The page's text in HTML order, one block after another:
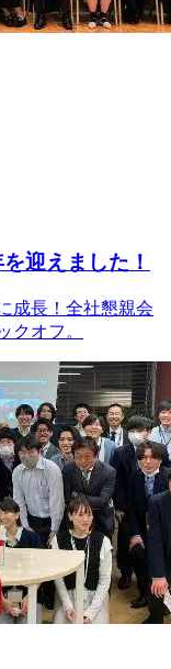
迎えました！
成長！全社懇親会
クオフ。